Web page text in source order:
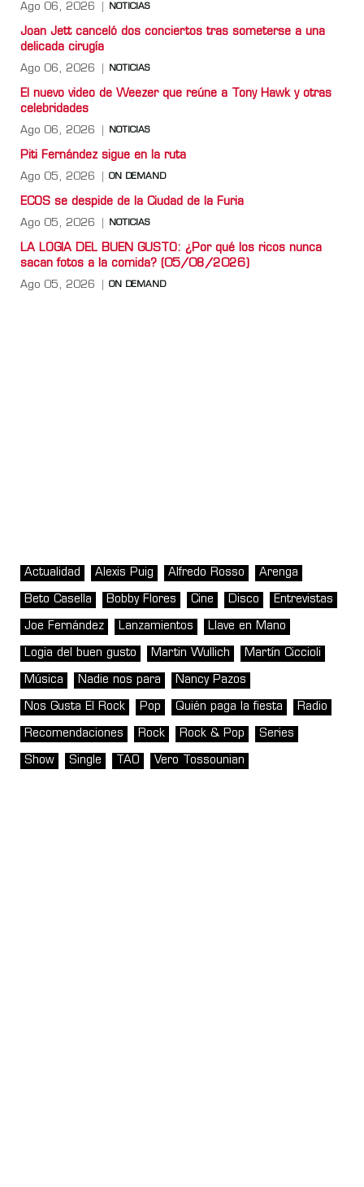
Ago 06, 2026 NOTICIAS
Joan Jett canceló dos conciertos tras someterse a una
delicada cirugía
Ago 06, 2026 NOTICIAS
El nuevo video de Weezer que reúne a Tony Hawk y otras
celebridades
Ago 06, 2026 NOTICIAS
Piti Fernández sigue en la ruta
Ago 05, 2026 ON DEMAND
ECOS se despide de la Ciudad de la Furia
Ago 05, 2026 NOTICIAS
LA LOGIA DEL BUEN GUSTO: ¿Por qué los ricos nunca
sacan fotos a la comida? (05/08/2026)
Ago 05, 2026 ON DEMAND
Actualidad Alexis Puig Alfredo Rosso Arenga
Beto Casella Bobby Flores Cine Disco Entrevistas
Joe Fernández Lanzamientos Llave en Mano
Logia del buen gusto Martin Wullich Martín Ciccioli
Música Nadie nos para Nancy Pazos
Nos Gusta El Rock Pop Quién paga la fiesta Radio
Recomendaciones Rock Rock & Pop Series
Show Single TAO Vero Tossounian